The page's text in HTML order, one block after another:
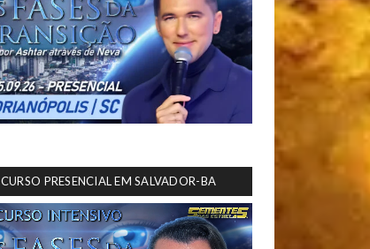
CURSO PRESENCIAL EM SALVADOR-BA